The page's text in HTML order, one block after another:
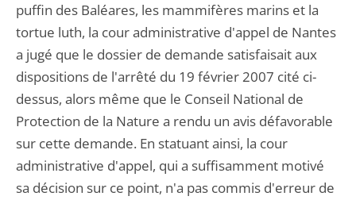
puffin des Baléares, les mammifères marins et la
tortue luth, la cour administrative d'appel de Nantes
a jugé que le dossier de demande satisfaisait aux
dispositions de l'arrêté du 19 février 2007 cité ci-
dessus, alors même que le Conseil National de
Protection de la Nature a rendu un avis défavorable
sur cette demande. En statuant ainsi, la cour
administrative d'appel, qui a suffisamment motivé
sa décision sur ce point, n'a pas commis d'erreur de